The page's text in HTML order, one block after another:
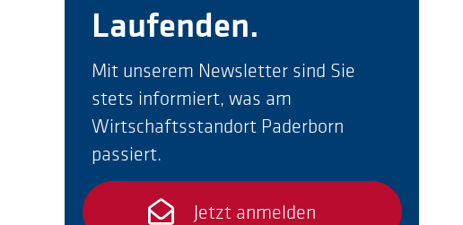
Laufenden.
Mit unserem Newsletter sind Sie
stets informiert, was am
Wirtschaftsstandort Paderborn
passiert.
Jetzt anmelden